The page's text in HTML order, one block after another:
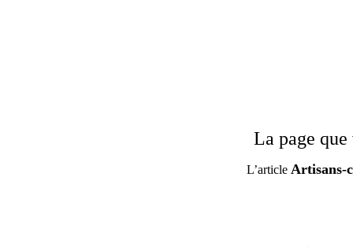
La page
L’article Artisans-